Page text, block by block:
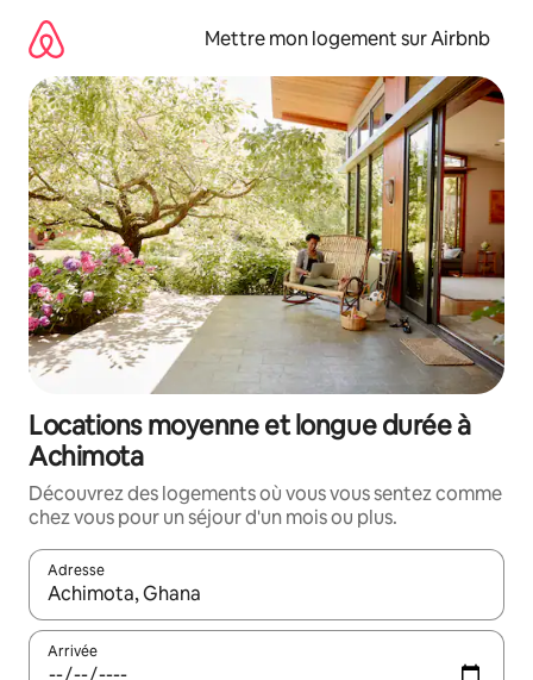
directement
contenu
Mettre mon logement sur Airbnb
Locations moyenne et longue durée à
Achimota
Découvrez des logements où vous vous sentez comme
chez vous pour un séjour d'un mois ou plus.
Adresse
Lorsque les résultats s'affichent, utilisez les flèches vers le
Arrivée